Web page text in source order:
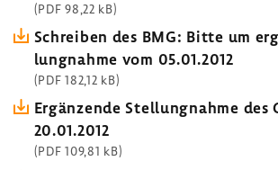
(PDF 98,22 kB)
Schreiben des BMG: Bitte um
lung­nahme vom 05.01.2012
(PDF 182,12 kB)
Ergän­zende Stel­lung­nahme des
20.01.2012
(PDF 109,81 kB)